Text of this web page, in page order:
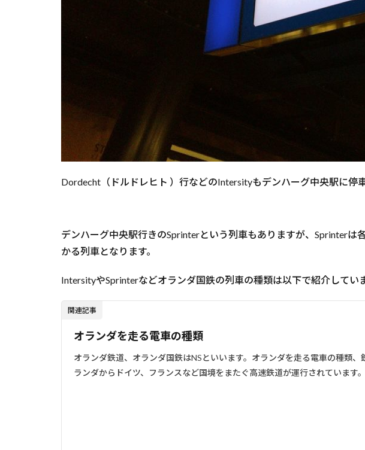
Dordecht（ドルドレヒト ）行などのIntersityもデンハーグ中央駅に停
デンハーグ中央駅行きのSprinterという列車もありますが、Sprinter
かる列車となります。
IntersityやSprinterなどオランダ国鉄の列車の種類は以下で紹介していま
関連記事
オランダを走る電車の種類
オランダ鉄道、オランダ国鉄はNSといいます。オランダを走る電車の種類
ランダからドイツ、フランスなど国境をまたぐ高速鉄道が運行されています